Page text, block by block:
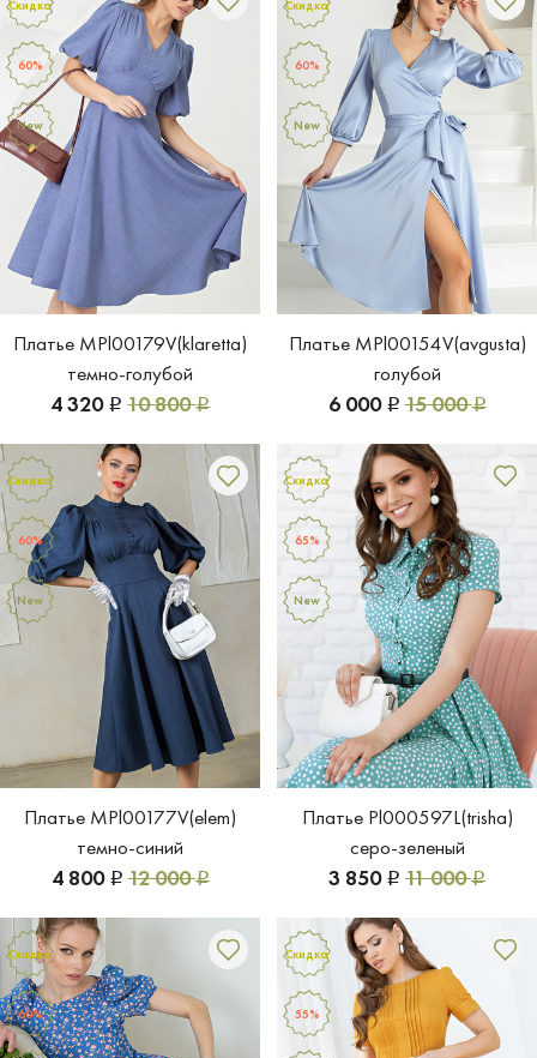
Платье MPl00179V(klaretta)
темно-голубой
4 320 Р 10 800Р
Скидка
60%
New
Платье MPl00154V(avgusta)
голубой
6 000 Р 15 000Р
Скидка
60%
New
Платье MPl00177V(elem)
темно-синий
4 800 Р 12 000Р
Скидка
60%
New
Платье Pl000597L(trisha)
серо-зеленый
3 850 Р 11 000Р
Скидка
65%
New
Скидка
60%
Скидка
55%